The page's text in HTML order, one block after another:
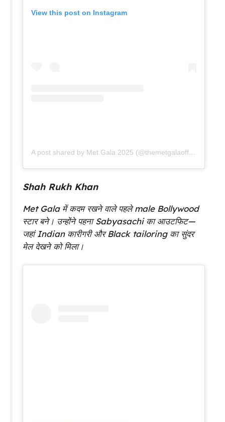
View this post on Instagram
A post shared by Met Gala 2025 (@themetgalaofficial)
Shah Rukh Khan
Met Gala में कदम रखने वाले पहले male Bollywood
स्टार बने। उन्होंने पहना Sabyasachi का आउटफिट—
जहां Indian कारीगरी और Black tailoring का सुंदर
मेल देखने को मिला।